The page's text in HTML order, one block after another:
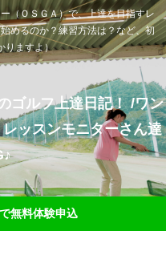
（ＯＳＧＡ）で、上達を目指すレ
めるのか？練習方法は？など、初
りますよ）
ゴルフ上達日記！ /ワン
ッスンモニターさん達
無料体験申込